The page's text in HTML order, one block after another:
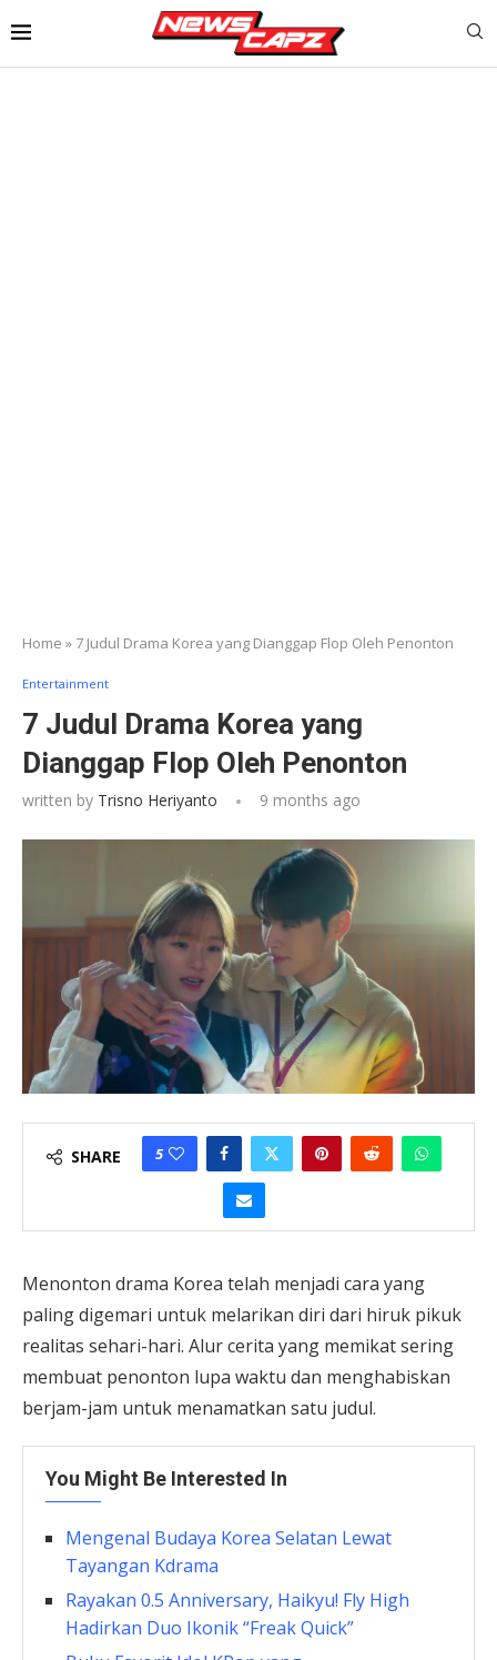
Home » 7 Judul Drama Korea yang Dianggap Flop Oleh Penonton
Entertainment
7 Judul Drama Korea yang
Dianggap Flop Oleh Penonton
written by Trisno Heriyanto 9 months ago
SHARE 5
Menonton drama Korea telah menjadi cara yang
paling digemari untuk melarikan diri dari hiruk pikuk
realitas sehari-hari. Alur cerita yang memikat sering
membuat penonton lupa waktu dan menghabiskan
berjam-jam untuk menamatkan satu judul.
You Might Be Interested In
Mengenal Budaya Korea Selatan Lewat
Tayangan Kdrama
Rayakan 0.5 Anniversary, Haikyu! Fly High
Hadirkan Duo Ikonik “Freak Quick”